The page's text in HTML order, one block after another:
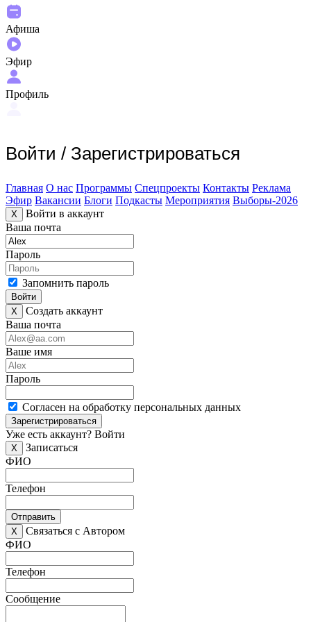
Афиша
Эфир
Профиль
Войти / Зарегистрироваться
Главная О нас Программы Спецпроекты Контакты Реклама
Эфир Вакансии Блоги Подкасты Мероприятия Выборы-2026
X
Войти в аккаунт
Ваша почта
Пароль
Запомнить пароль
Войти
X
Создать аккаунт
Ваша почта
Ваше имя
Пароль
Согласен на обработку персональных данных
Зарегистрироваться
Уже есть аккаунт? Войти
X
Записаться
ФИО
Телефон
Отправить
X
Связаться с Автором
ФИО
Телефон
Сообщение